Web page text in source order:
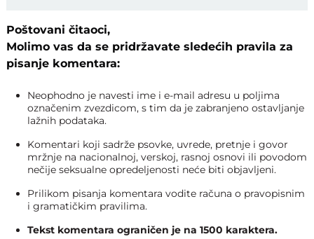
Poštovani čitaoci,
Molimo vas da se pridržavate sledećih pravila za
pisanje komentara:
Neophodno je navesti ime i e-mail adresu u poljima
označenim zvezdicom, s tim da je zabranjeno ostavljanje
lažnih podataka.
Komentari koji sadrže psovke, uvrede, pretnje i govor
mržnje na nacionalnoj, verskoj, rasnoj osnovi ili povodom
nečije seksualne opredeljenosti neće biti objavljeni.
Prilikom pisanja komentara vodite računa o pravopisnim
i gramatičkim pravilima.
Tekst komentara ograničen je na 1500 karaktera.